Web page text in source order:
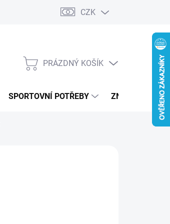
CZK
NÁKUPNÍ
PRÁZDNÝ KOŠÍK
SPORTOVNÍ POTŘEBY ZNAČKY